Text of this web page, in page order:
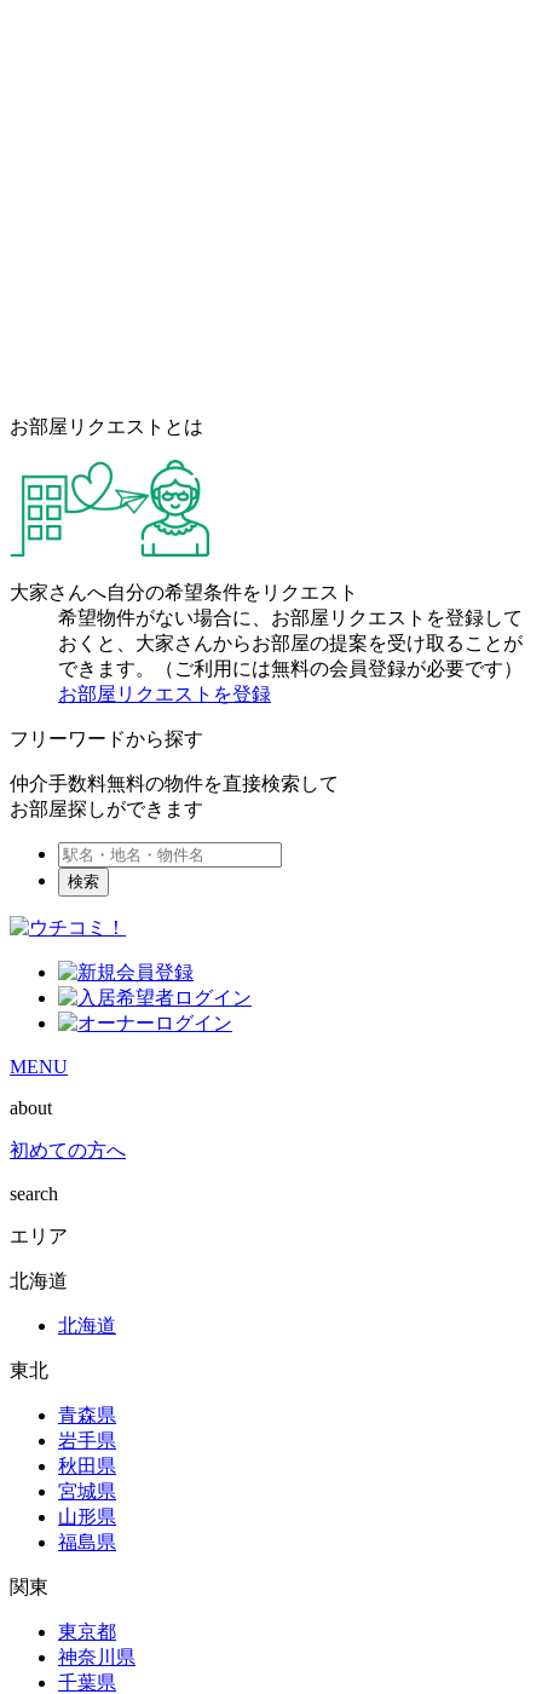
お部屋リクエストとは
大家さんへ自分の希望条件をリクエスト
希望物件がない場合に、お部屋リクエストを登録して
おくと、大家さんからお部屋の提案を受け取ることが
できます。（ご利用には無料の会員登録が必要です）
お部屋リクエストを登録
フリーワードから探す
仲介手数料無料の物件を直接検索して
お部屋探しができます
検索
MENU
about
初めての方へ
search
エリア
北海道
北海道
東北
青森県
岩手県
秋田県
宮城県
山形県
福島県
関東
東京都
神奈川県
千葉県